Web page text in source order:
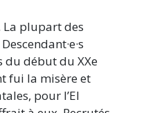
La plupart des
du début du XXe
fui la misère et
pour l’El